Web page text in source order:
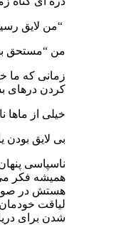
“من لایق
من “مستحق
زمانی که ما
کردن درهای
خیلی از ماها
بی لایق بودن
ناسپاسی
همیشه فکر
هستش در
لیاقت خودمان
شدن برای